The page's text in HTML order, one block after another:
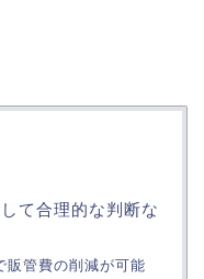
て合理的な判断な
販管費の削減が可能